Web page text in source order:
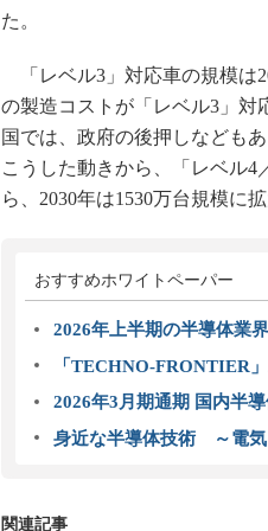
た。
「レベル3」対応車の規模は
の製造コストが「レベル3」対
国では、政府の後押しなども
こうした動きから、「レベル4
ら、2030年は1530万台規模に
おすすめホワイトペーパー
2026年上半期の半導体業
「TECHNO-FRONTIER
2026年3月期通期 国内半
身近な半導体技術 ～電気
関連記事